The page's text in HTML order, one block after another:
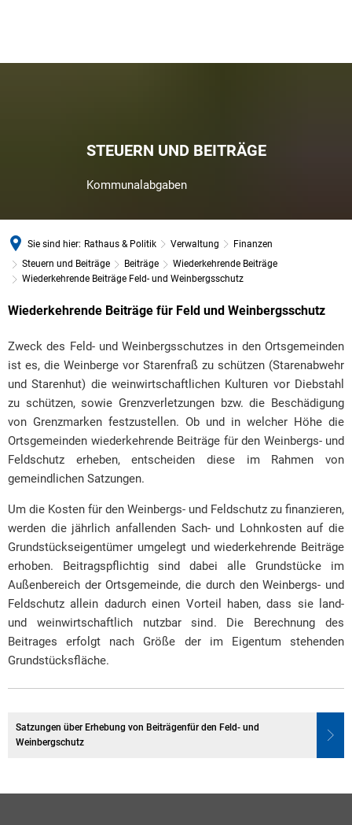
STEUERN UND BEITRÄGE
Kommunalabgaben
Sie sind hier: Rathaus & Politik Verwaltung
Finanzen
Steuern und Beiträge
Beiträge
Wiederkehrende Beiträge
Wiederkehrende Beiträge Feld- und Weinbergsschutz
Wiederkehrende
Beiträge
Feld-
und
Weinbergsschutz
Wiederkehrende Beiträge für Feld und Weinbergsschutz
Zweck des Feld- und Weinbergsschutzes in den Ortsgemeinden
ist es, die Weinberge vor Starenfraß zu schützen (Starenabwehr
und Starenhut) die weinwirtschaftlichen Kulturen vor Diebstahl
zu schützen, sowie Grenzverletzungen bzw. die Beschädigung
von Grenzmarken festzustellen. Ob und in welcher Höhe die
Ortsgemeinden wiederkehrende Beiträge für den Weinbergs- und
Feldschutz erheben, entscheiden diese im Rahmen von
gemeindlichen Satzungen.
Um die Kosten für den Weinbergs- und Feldschutz zu finanzieren,
werden die jährlich anfallenden Sach- und Lohnkosten auf die
Grundstückseigentümer umgelegt und wiederkehrende Beiträge
erhoben. Beitragspflichtig sind dabei alle Grundstücke im
Außenbereich der Ortsgemeinde, die durch den Weinbergs- und
Feldschutz allein dadurch einen Vorteil haben, dass sie land-
und weinwirtschaftlich nutzbar sind. Die Berechnung des
Beitrages erfolgt nach Größe der im Eigentum stehenden
Grundstücksfläche.
Satzungen über Erhebung von Beiträgenfür den Feld- und
Weinbergschutz